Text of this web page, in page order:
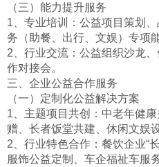
（三）能力提升服务
1、专业培训：公益项目策划
务（助餐、出行、文娱）专项
2、行业交流：公益组织沙龙
作对接会。
三、企业公益合作服务
（一）定制化公益解决方案
1、主题项目共创：中老年健
赠、长者饭堂共建、休闲文娱
2、行业特色合作：餐饮企业“
服饰公益定制、车企福祉车服